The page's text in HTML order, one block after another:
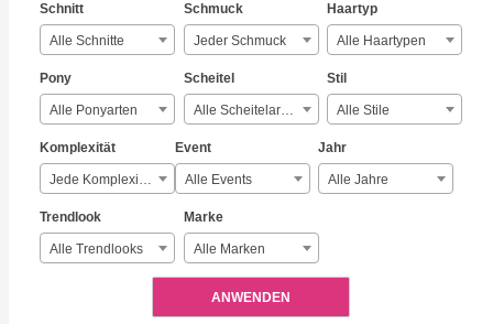
Schnitt
Alle Schnitte
Schmuck
Jeder Schmuck
Haartyp
Alle Haartypen
Pony
Alle Ponyarten
Scheitel
Alle Scheitelarten
Stil
Alle Stile
Komplexität
Jede Komplexität
Event
Alle Events
Jahr
Alle Jahre
Trendlook
Alle Trendlooks
Marke
Alle Marken
ANWENDEN